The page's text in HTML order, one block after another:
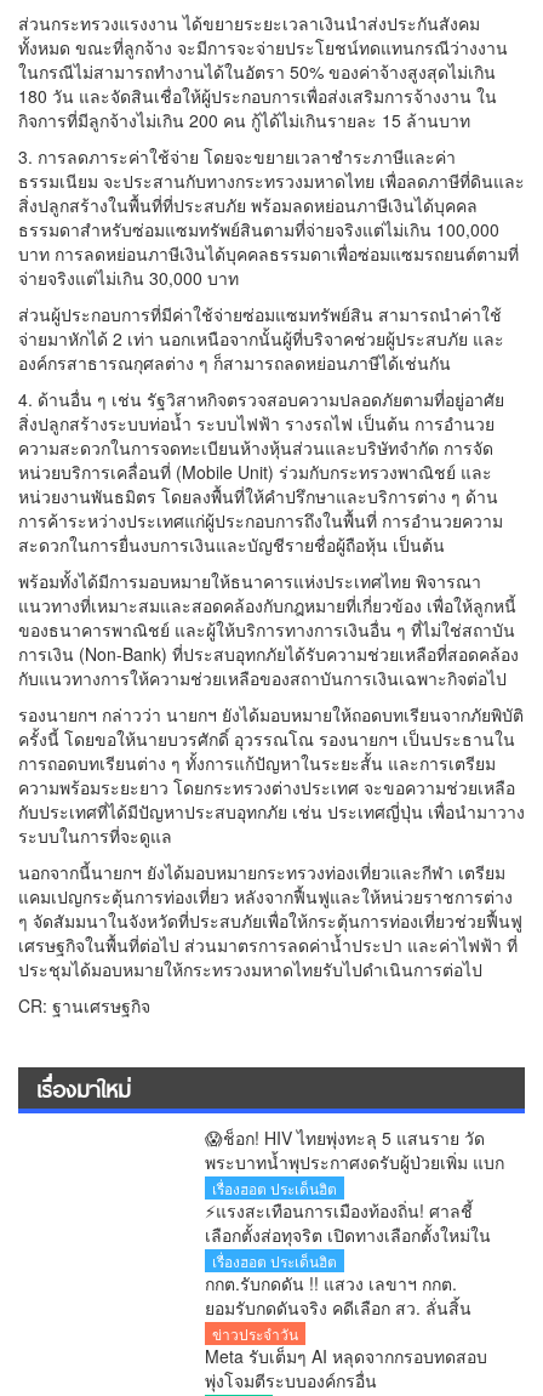
ส่วนกระทรวงแรงงาน ได้ขยายระยะเวลาเงินนำส่งประกันสังคม
ทั้งหมด ขณะที่ลูกจ้าง จะมีการจะจ่ายประโยชน์ทดแทนกรณีว่างงาน
ในกรณีไม่สามารถทำงานได้ในอัตรา 50% ของค่าจ้างสูงสุดไม่เกิน
180 วัน และจัดสินเชื่อให้ผู้ประกอบการเพื่อส่งเสริมการจ้างงาน ใน
กิจการที่มีลูกจ้างไม่เกิน 200 คน กู้ได้ไม่เกินรายละ 15 ล้านบาท
3. การลดภาระค่าใช้จ่าย โดยจะขยายเวลาชำระภาษีและค่า
ธรรมเนียม จะประสานกับทางกระทรวงมหาดไทย เพื่อลดภาษีที่ดินและ
สิ่งปลูกสร้างในพื้นที่ที่ประสบภัย พร้อมลดหย่อนภาษีเงินได้บุคคล
ธรรมดาสำหรับซ่อมแซมทรัพย์สินตามที่จ่ายจริงแต่ไม่เกิน 100,000
บาท การลดหย่อนภาษีเงินได้บุคคลธรรมดาเพื่อซ่อมแซมรถยนต์ตามที่
จ่ายจริงแต่ไม่เกิน 30,000 บาท
ส่วนผู้ประกอบการที่มีค่าใช้จ่ายซ่อมแซมทรัพย์สิน สามารถนำค่าใช้
จ่ายมาหักได้ 2 เท่า นอกเหนือจากนั้นผู้ที่บริจาคช่วยผู้ประสบภัย และ
องค์กรสาธารณกุศลต่าง ๆ ก็สามารถลดหย่อนภาษีได้เช่นกัน
4. ด้านอื่น ๆ เช่น รัฐวิสาหกิจตรวจสอบความปลอดภัยตามที่อยู่อาศัย
สิ่งปลูกสร้างระบบท่อน้ำ ระบบไฟฟ้า รางรถไฟ เป็นต้น การอำนวย
ความสะดวกในการจดทะเบียนห้างหุ้นส่วนและบริษัทจำกัด การจัด
หน่วยบริการเคลื่อนที่ (Mobile Unit) ร่วมกับกระทรวงพาณิชย์ และ
หน่วยงานพันธมิตร โดยลงพื้นที่ให้คำปรึกษาและบริการต่าง ๆ ด้าน
การค้าระหว่างประเทศแก่ผู้ประกอบการถึงในพื้นที่ การอำนวยความ
สะดวกในการยื่นงบการเงินและบัญชีรายชื่อผู้ถือหุ้น เป็นต้น
พร้อมทั้งได้มีการมอบหมายให้ธนาคารแห่งประเทศไทย พิจารณา
แนวทางที่เหมาะสมและสอดคล้องกับกฎหมายที่เกี่ยวข้อง เพื่อให้ลูกหนี้
ของธนาคารพาณิชย์ และผู้ให้บริการทางการเงินอื่น ๆ ที่ไม่ใช่สถาบัน
การเงิน (Non-Bank) ที่ประสบอุทกภัยได้รับความช่วยเหลือที่สอดคล้อง
กับแนวทางการให้ความช่วยเหลือของสถาบันการเงินเฉพาะกิจต่อไป
รองนายกฯ กล่าวว่า นายกฯ ยังได้มอบหมายให้ถอดบทเรียนจากภัยพิบัติ
ครั้งนี้ โดยขอให้นายบวรศักดิ์ อุวรรณโณ รองนายกฯ เป็นประธานใน
การถอดบทเรียนต่าง ๆ ทั้งการแก้ปัญหาในระยะสั้น และการเตรียม
ความพร้อมระยะยาว โดยกระทรวงต่างประเทศ จะขอความช่วยเหลือ
กับประเทศที่ได้มีปัญหาประสบอุทกภัย เช่น ประเทศญี่ปุ่น เพื่อนำมาวาง
ระบบในการที่จะดูแล
นอกจากนี้นายกฯ ยังได้มอบหมายกระทรวงท่องเที่ยวและกีฬา เตรียม
แคมเปญกระตุ้นการท่องเที่ยว หลังจากฟื้นฟูและให้หน่วยราชการต่าง
ๆ จัดสัมมนาในจังหวัดที่ประสบภัยเพื่อให้กระตุ้นการท่องเที่ยวช่วยฟื้นฟู
เศรษฐกิจในพื้นที่ต่อไป ส่วนมาตรการลดค่าน้ำประปา และค่าไฟฟ้า ที่
ประชุมได้มอบหมายให้กระทรวงมหาดไทยรับไปดำเนินการต่อไป
CR: ฐานเศรษฐกิจ
เรื่องมาใหม่
😱ช็อก! HIV ไทยพุ่งทะลุ 5 แสนราย วัด
พระบาทน้ำพุประกาศงดรับผู้ป่วยเพิ่ม แบก
ภาระดูแลกว่า 200 ชีวิต
เรื่องฮอต ประเด็นฮิต
⚡แรงสะเทือนการเมืองท้องถิ่น! ศาลชี้
เลือกตั้งส่อทุจริต เปิดทางเลือกตั้งใหม่ใน
60 วัน
เรื่องฮอต ประเด็นฮิต
กกต.รับกดดัน !! แสวง เลขาฯ กกต.
ยอมรับกดดันจริง คดีเลือก สว. ลั่นสิ้น
เดือนสิงหาคมรู้ผลทุกคำร้อง
ข่าวประจำวัน
Meta รับเต็มๆ AI หลุดจากกรอบทดสอบ
พุ่งโจมตีระบบองค์กรอื่น